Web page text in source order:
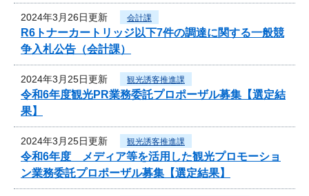
2024年3月26日更新 会計課
R6トナーカートリッジ以下7件の調達に関する一般競
争入札公告（会計課）
2024年3月25日更新 観光誘客推進課
令和6年度観光PR業務委託プロポーザル募集【選定結
果】
2024年3月25日更新 観光誘客推進課
令和6年度 メディア等を活用した観光プロモーショ
ン業務委託プロポーザル募集【選定結果】